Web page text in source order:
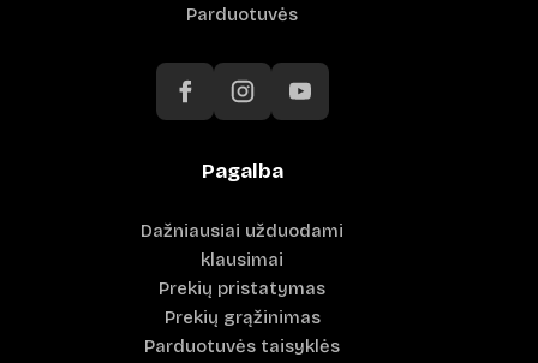
Parduotuvės
Pagalba
Dažniausiai užduodami
klausimai
Prekių pristatymas
Prekių grąžinimas
Parduotuvės taisyklės